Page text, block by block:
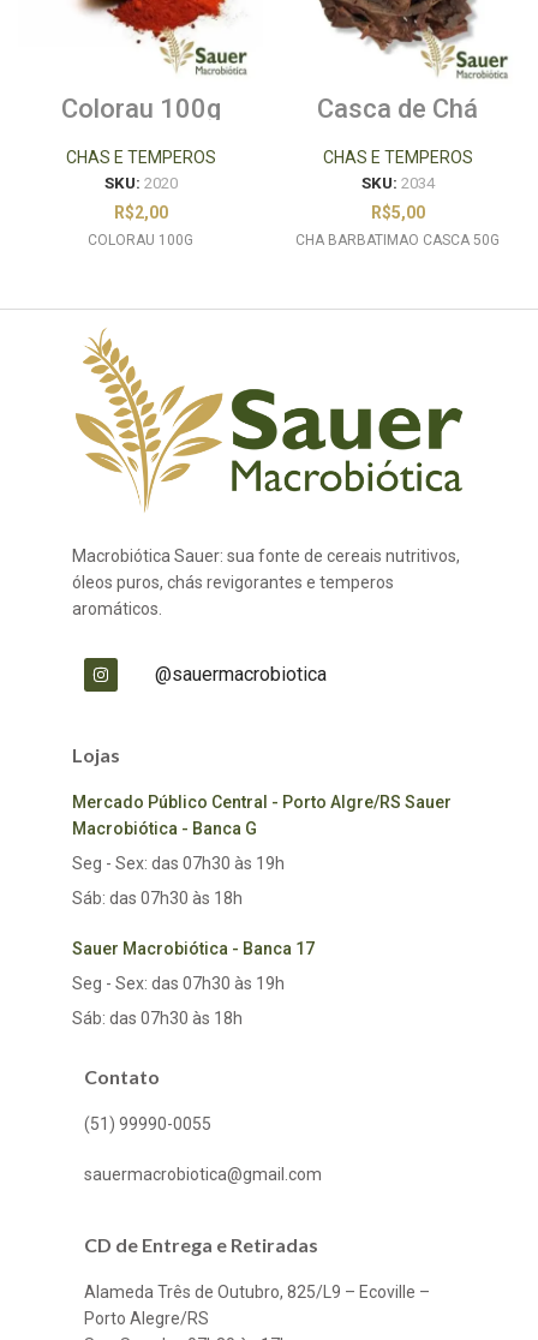
Colorau 100g
CHAS E TEMPEROS
SKU: 2020
R$2,00
COLORAU 100G
Casca de Chá
CHAS E TEMPEROS
SKU: 2034
R$5,00
CHA BARBATIMAO CASCA 50G
Macrobiótica Sauer: sua fonte de cereais nutritivos,
óleos puros, chás revigorantes e temperos
aromáticos.
@sauermacrobiotica
Lojas
Mercado Público Central - Porto Algre/RS Sauer
Macrobiótica - Banca G
Seg - Sex: das 07h30 às 19h
Sáb: das 07h30 às 18h
Sauer Macrobiótica - Banca 17
Seg - Sex: das 07h30 às 19h
Sáb: das 07h30 às 18h
Contato
(51) 99990-0055
sauermacrobiotica@gmail.com
CD de Entrega e Retiradas
Alameda Três de Outubro, 825/L9 – Ecoville –
Porto Alegre/RS